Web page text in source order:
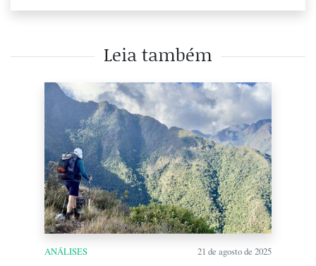
Leia também
ANÁLISES 21 de agosto de 2025